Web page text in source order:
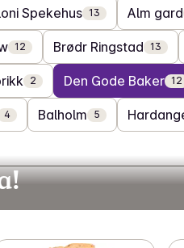
Spekehus 13 Alm gard
12 Brødr Ringstad 13
2 Den Gode Baker 12
4 Balholm 5